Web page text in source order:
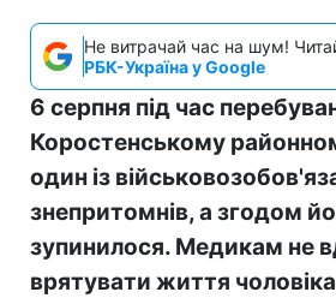
Не витрачай час на шум!
РБК-Україна у Google
6 серпня під час
Коростенському
один із
знепритомнів, а згодом
зупинилося. Медикам не
врятувати життя